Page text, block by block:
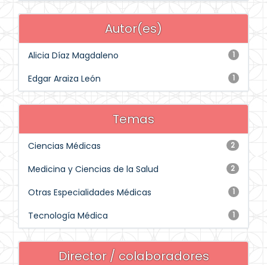
Autor(es)
1
Alicia Díaz Magdaleno
1
Edgar Araiza León
Temas
2
Ciencias Médicas
2
Medicina y Ciencias de la Salud
1
Otras Especialidades Médicas
1
Tecnología Médica
Director / colaboradores